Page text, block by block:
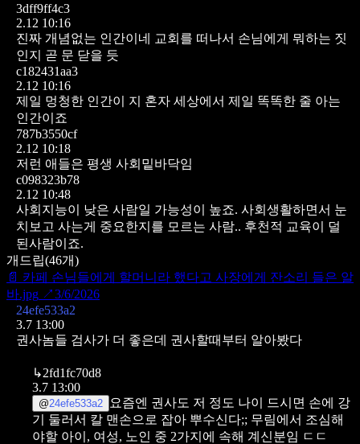
3dff9ff4c3
2.12 10:16
진짜 개념없는 인간이네
교회를 떠나서 손님에게 뭐하는 짓
인지
곧 문 닫을 듯
c182431aa3
2.12 10:16
제일 멍청한 인간이 지 혼자 세상에서 제일 똑똑한 줄 아는
인간이죠
787b3550cf
2.12 10:18
저런 애들은 평생 사회밑바닥임
c098323b78
2.12 10:48
사회지능이 낮은 사람일 가능성이 높죠. 사회생활하면서 눈
치보고 사는게 중요한지를 모르는 사람.. 후천적 교육이 덜
된사람이죠.
개드립(46개)
📄 카페 손님들에게 할머니라 했다고 사장에게 잔소리 들은 알
바.jpg ↗3/6/2026
24efe533a2
3.7 13:00
권사놈들 검사가 더 좋은데 권사할때부터 알아봤다
↳2fd1fc70d8
3.7 13:00
@24efe533a2
요즘엔 권사도 저 정도 나이 드시면 손에 강
기 둘러서 칼 맨손으로 잡아 뿌수신다;; 무림에서 조심해
야할 아이, 여성, 노인 중 2가지에 속해 계신분임 ㄷㄷ